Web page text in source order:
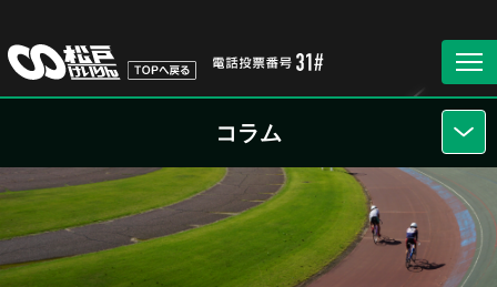
コラム